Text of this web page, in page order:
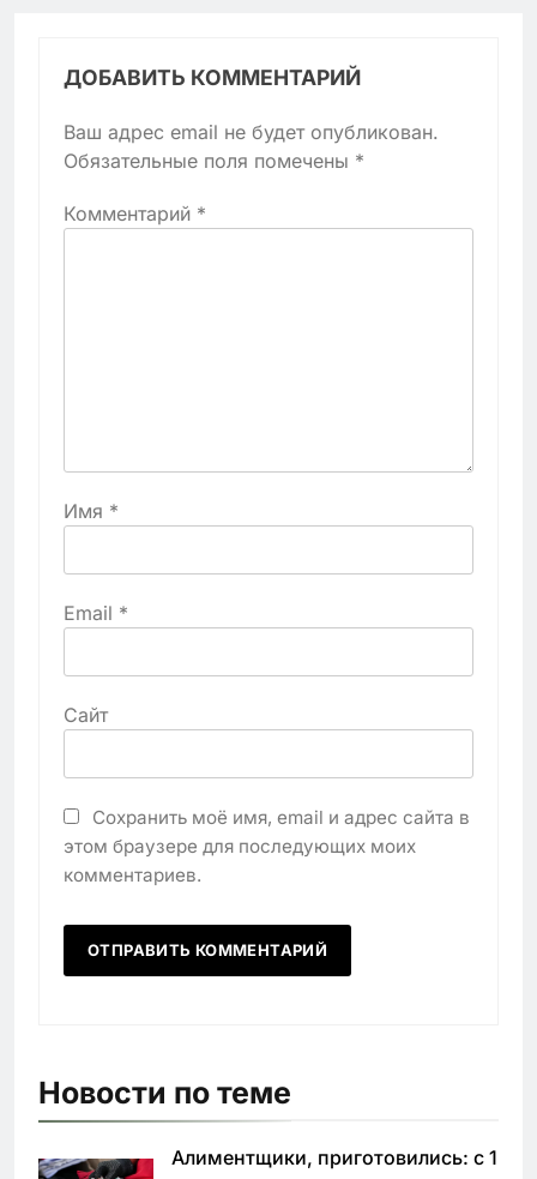
ДОБАВИТЬ КОММЕНТАРИЙ
Ваш адрес email не будет опубликован.
Обязательные поля помечены *
Комментарий *
Имя *
Email *
Сайт
Сохранить моё имя, email и адрес сайта в
этом браузере для последующих моих
комментариев.
Новости по теме
Алиментщики, приготовились: с 1